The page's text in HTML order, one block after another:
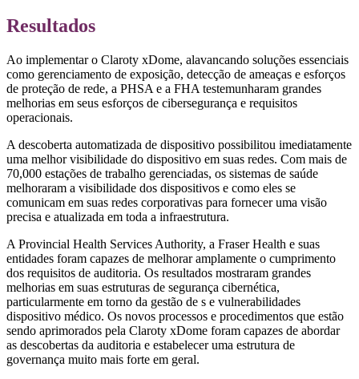
Resultados
Ao implementar o Claroty xDome, alavancando soluções essenciais
como gerenciamento de exposição, detecção de ameaças e esforços
de proteção de rede, a PHSA e a FHA testemunharam grandes
melhorias em seus esforços de cibersegurança e requisitos
operacionais.
A descoberta automatizada de dispositivo possibilitou imediatamente
uma melhor visibilidade do dispositivo em suas redes. Com mais de
70,000 estações de trabalho gerenciadas, os sistemas de saúde
melhoraram a visibilidade dos dispositivos e como eles se
comunicam em suas redes corporativas para fornecer uma visão
precisa e atualizada em toda a infraestrutura.
A Provincial Health Services Authority, a Fraser Health e suas
entidades foram capazes de melhorar amplamente o cumprimento
dos requisitos de auditoria. Os resultados mostraram grandes
melhorias em suas estruturas de segurança cibernética,
particularmente em torno da gestão de s e vulnerabilidades
dispositivo médico. Os novos processos e procedimentos que estão
sendo aprimorados pela Claroty xDome foram capazes de abordar
as descobertas da auditoria e estabelecer uma estrutura de
governança muito mais forte em geral.